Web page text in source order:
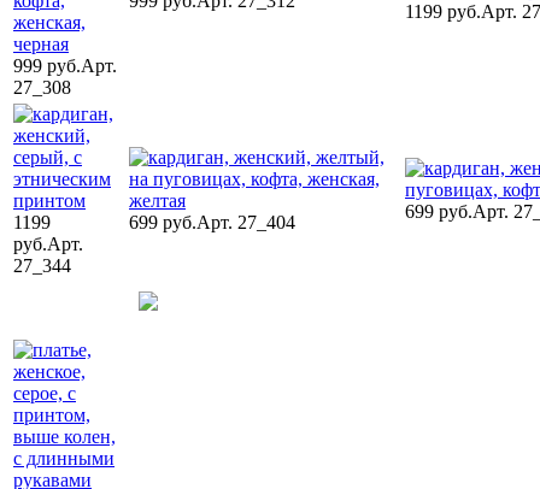
999 руб.Арт.
27_308
1199 руб.Арт.
1199
руб.Арт.
27_344
699 руб.Арт. 27_404
699 руб.Арт.